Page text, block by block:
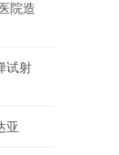
院造
试射
亚